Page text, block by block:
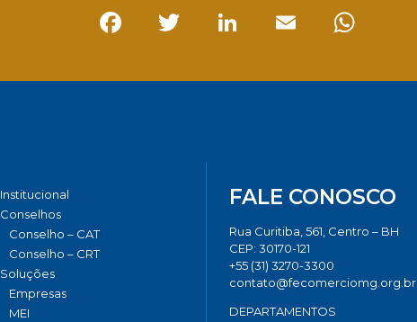
Institucional
Conselhos
Conselho – CAT
Conselho – CRT
Soluções
Empresas
MEI
FALE CONOSCO
Rua Curitiba, 561, Centro – BH
CEP: 30170-121
+55 (31) 3270-3300
contato@fecomerciomg.org.br
DEPARTAMENTOS